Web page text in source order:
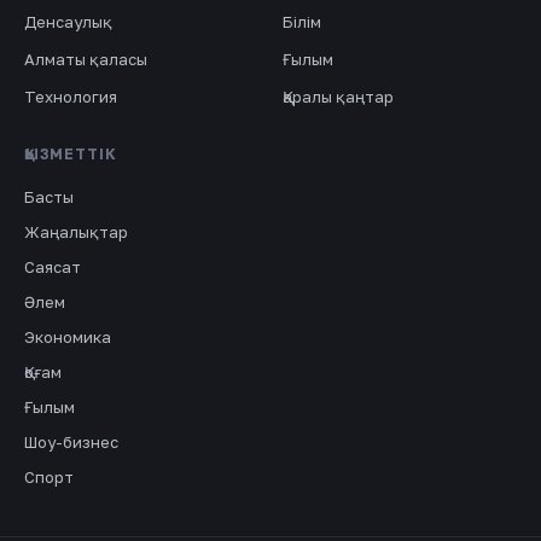
Денсаулық
Білім
Алматы қаласы
Ғылым
Технология
Қаралы қаңтар
ҚЫЗМЕТТІК
Басты
Жаңалықтар
Саясат
Әлем
Экономика
Қоғам
Ғылым
Шоу-бизнес
Спорт